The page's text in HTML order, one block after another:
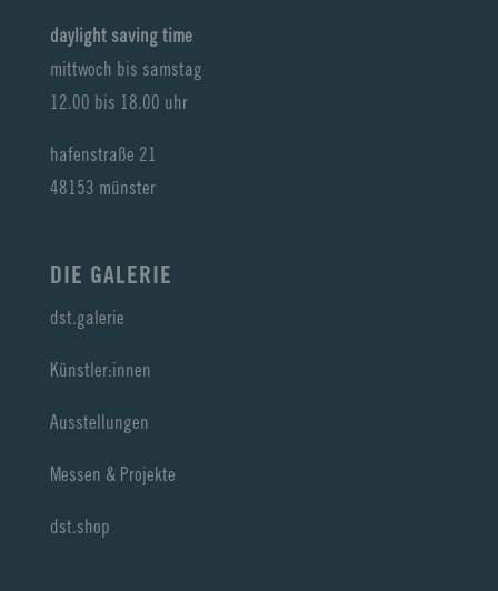
daylight saving time
mittwoch bis samstag
12.00 bis 18.00 uhr
hafenstraße 21
48153 münster
DIE GALERIE
dst.galerie
Künstler:innen
Ausstellungen
Messen & Projekte
dst.shop